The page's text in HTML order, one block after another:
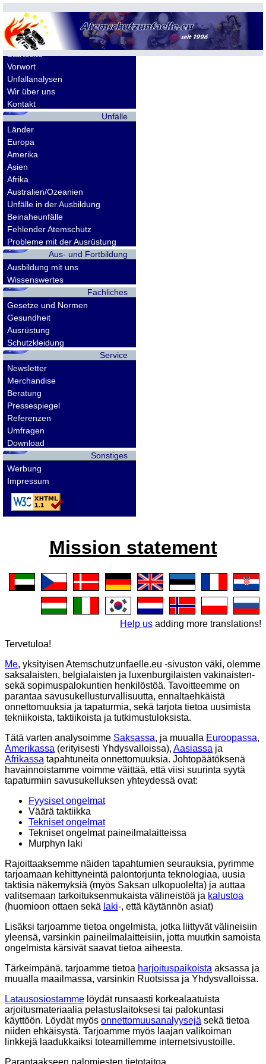
Allgemeines
Startseite
Vorwort
Unfallanalysen
Wir über uns
Kontakt
Unfälle
Länder
Europa
Amerika
Asien
Afrika
Australien/Ozeanien
Unfälle in der Ausbildung
Beinaheunfälle
Fehlender Atemschutz
Probleme mit der Ausrüstung
Aus- und Fortbildung
Ausbildung mit uns
Wissenswertes
Fachliches
Gesetze und Normen
Gesundheit
Ausrüstung
Schutzkleidung
Service
Newsletter
Merchandise
Beratung
Pressespiegel
Referenzen
Umfragen
Download
Sonstiges
Werbung
Impressum
Mission statement
Help us adding more translations!
Tervetuloa!
Me, yksityisen Atemschutzunfaelle.eu -sivuston väki, olemme
saksalaisten, belgialaisten ja luxenburgilaisten vakinaisten-
sekä sopimuspalokuntien henkilöstöä. Tavoitteemme on
parantaa savusukellusturvallisuutta, ennaltaehkäistä
onnettomuuksia ja tapaturmia, sekä tarjota tietoa uusimista
tekniikoista, taktiikoista ja tutkimustuloksista.
Tätä varten analysoimme Saksassa, ja muualla Euroopassa,
Amerikassa (erityisesti Yhdysvalloissa), Aasiassa ja
Afrikassa tapahtuneita onnettomuuksia. Johtopäätöksenä
havainnoistamme voimme väittää, että viisi suurinta syytä
tapaturmiin savusukelluksen yhteydessä ovat:
Fyysiset ongelmat
Väärä taktiikka
Tekniset ongelmat
Tekniset ongelmat paineilmalaitteissa
Murphyn laki
Rajoittaaksemme näiden tapahtumien seurauksia, pyrimme
tarjoamaan kehittyneintä palontorjunta teknologiaa, uusia
taktisia näkemyksiä (myös Saksan ulkopuolelta) ja auttaa
valitsemaan tarkoituksenmukaista välineistöä ja kalustoa
(huomioon ottaen sekä laki-, että käytännön asiat)
Lisäksi tarjoamme tietoa ongelmista, jotka liittyvät välineisiin
yleensä, varsinkin paineilmalaitteisiin, jotta muutkin samoista
ongelmista kärsivät saavat tietoa aiheesta.
Tärkeimpänä, tarjoamme tietoa harjoituspaikoista aksassa ja
muualla maailmassa, varsinkin Ruotsissa ja Yhdysvalloissa.
Latausosiostamme löydät runsaasti korkealaatuista
arjoitusmateriaalia pelastuslaitoksesi tai palokuntasi
käyttöön. Löydät myös onnettomuusanalyysejä sekä tietoa
niiden ehkäisystä. Tarjoamme myös laajan valikoiman
linkkejä laadukkaiksi toteamillemme internetsivustoille.